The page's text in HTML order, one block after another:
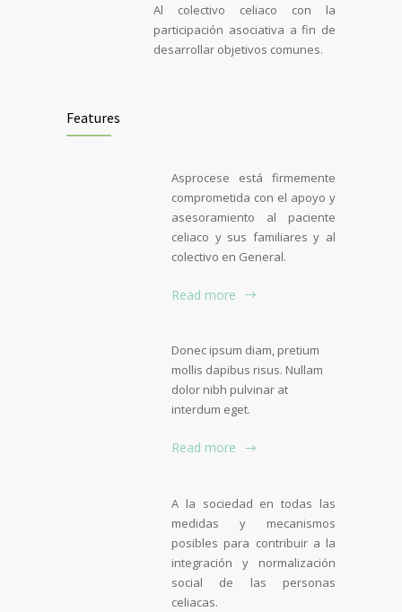
Al colectivo celiaco con la
participación asociativa a fin de
desarrollar objetivos comunes.
Features
Asprocese está firmemente
comprometida con el apoyo y
asesoramiento al paciente
celiaco y sus familiares y al
colectivo en General.
Read more
Donec ipsum diam, pretium
mollis dapibus risus. Nullam
dolor nibh pulvinar at
interdum eget.
Read more
A la sociedad en todas las
medidas y mecanismos
posibles para contribuir a la
integración y normalización
social de las personas
celiacas.